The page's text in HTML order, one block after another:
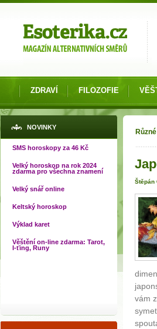
ZDRAVÍ FILOZOFIE
NOVINKY
SMS horoskopy za 46 Kč
Velký horoskop na rok 2024
zdarma pro všechna znamení
Velký snář online
Keltský horoskop
Výklad karet
Věštění on-line zdarma: Tarot,
I-ťing, Runy
Různé
Štěpán
vám